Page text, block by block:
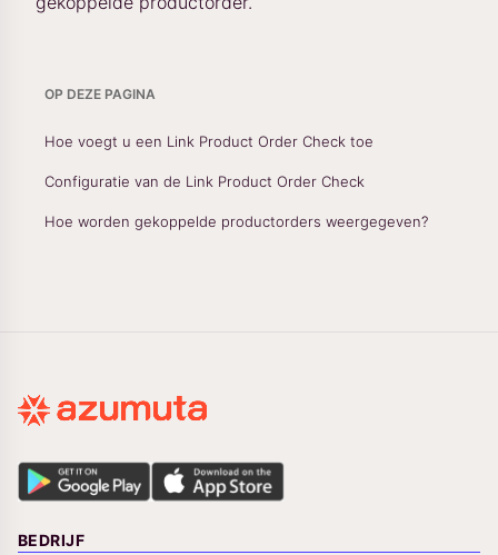
OP DEZE PAGINA
Hoe voegt u een Link Product Order Check toe
Configuratie van de Link Product Order Check
Hoe worden gekoppelde productorders weergegeven?
BEDRIJF